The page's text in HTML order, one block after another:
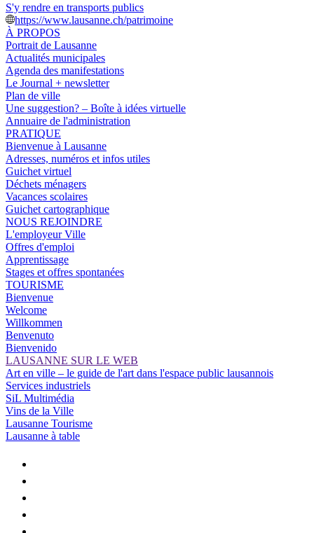
S'y rendre en transports publics
https://www.lausanne.ch/patrimoine
À PROPOS
Portrait de Lausanne
Actualités municipales
Agenda des manifestations
Le Journal + newsletter
Plan de ville
Une suggestion? – Boîte à idées virtuelle
Annuaire de l'administration
PRATIQUE
Bienvenue à Lausanne
Adresses, numéros et infos utiles
Guichet virtuel
Déchets ménagers
Vacances scolaires
Guichet cartographique
NOUS REJOINDRE
L'employeur Ville
Offres d'emploi
Apprentissage
Stages et offres spontanées
TOURISME
Bienvenue
Welcome
Willkommen
Benvenuto
Bienvenido
LAUSANNE SUR LE WEB
Art en ville – le guide de l'art dans l'espace public lausannois
Services industriels
SiL Multimédia
Vins de la Ville
Lausanne Tourisme
Lausanne à table